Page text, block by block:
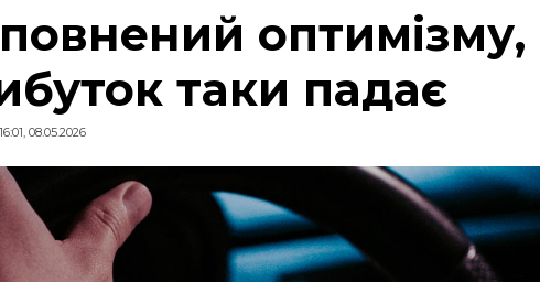
оптимізму,
таки падає
16:01, 08.05.2026